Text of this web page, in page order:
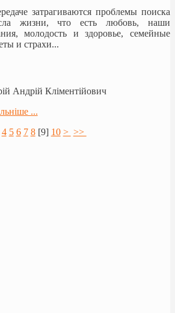
затрагиваются проблемы поиска
жизни, что есть любовь, наши
молодость и здоровье, семейные
и страхи...
Андрій Кліментійович
...
4 5 6 7 8[9] 10 > >>